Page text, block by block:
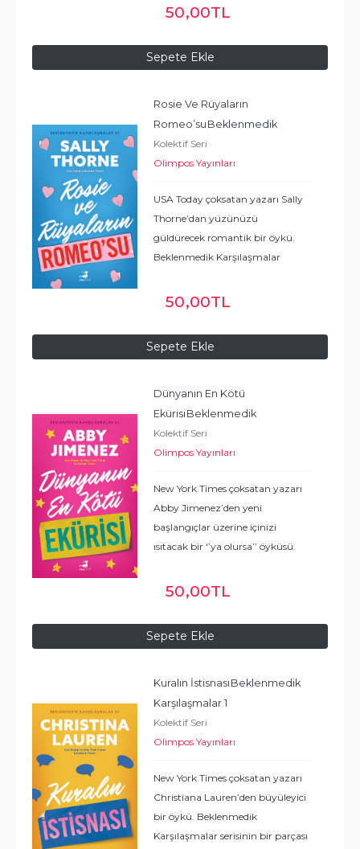
Sepete Ekle
olayla bir araya gelen iki zıt
tanık...Devamı
50,00TL
Sepete Ekle
Rosie Ve Rüyaların
Romeo’su Beklenmedik
Karşılaşmalar 3
Kolektif Seri
Olimpos Yayınları
USA Today çoksatan yazarı Sally
Thorne’dan yüzünüzü
güldürecek romantik bir öykü.
Beklenmedik Karşılaşmalar
Rüyaların Romeo’su’nda hiç
prensini bulan Rosie’nin...Devamı
50,00TL
Sepete Ekle
Dünyanın En Kötü
EkürisiBeklenmedik
Karşılaşmalar 2
Kolektif Seri
Olimpos Yayınları
New York Times çoksatan yazarı
Abby Jimenez’den yeni
başlangıçlar üzerine içinizi
ısıtacak bir ‘’ya olursa’’ öyküsü.
serisinin bir parçası olan
karanlık anlarda...Devamı
50,00TL
Kuralın İstisnası Beklenmedik
Karşılaşmalar 1
Kolektif Seri
Olimpos Yayınları
New York Times çoksatan yazarı
Christiana Lauren’den büyüleyici
bir öykü. Beklenmedik
Karşılaşmalar serisinin bir parçası